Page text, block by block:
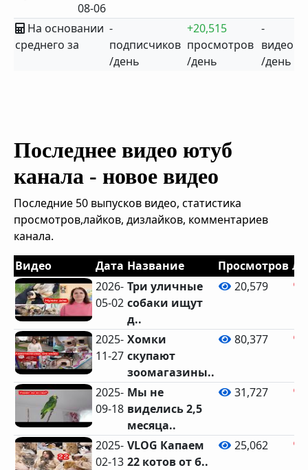
08-06
На основании
среднего за
-
подписчиков
/день
+20,515
просмотров
/день
-
видео
/день
Последнее видео ютуб
канала - новое видео
Последние 50 выпусков видео, статистика
просмотров,лайков, дизлайков, комментариев
канала.
Видео
Дата Название Просмотров
2026-
05-02
Три уличные
собаки ищут
д..
20,579
2025-
11-27
Хомки
скупают
зоомагазины..
80,377
2025-
09-18
Мы не
виделись 2,5
месяца..
31,727
2025-
02-13
VLOG Капаем
22 котов от б..
25,062